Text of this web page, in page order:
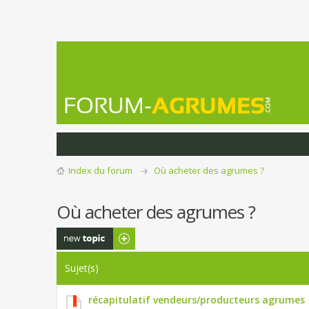
Index du forum Où acheter des agrumes ?
Où acheter des agrumes ?
Publier un
nouveau sujet
Sujet(s)
récapitulatif vendeurs/producteurs agrumes